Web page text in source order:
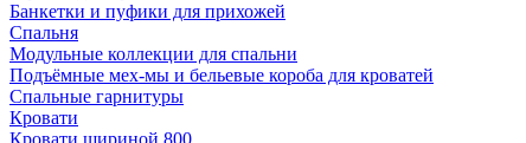
Банкетки и пуфики для прихожей
Спальня
Модульные коллекции для спальни
Подъёмные мех-мы и бельевые короба для кроватей
Спальные гарнитуры
Кровати
Кровати шириной 800